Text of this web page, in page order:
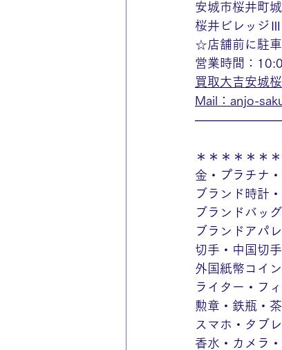
安城市桜井町
桜井ビレッジ
☆店舗前に駐
営業時間：
買取大吉安城
Mail：anjo-
＊＊＊＊＊＊
金・プラチナ
ブランド時計
ブランドバッ
ブランドアパ
切手・中国切
外国紙幣コイ
ライター・フ
勲章・鉄瓶・
スマホ・タブ
香水・カメラ